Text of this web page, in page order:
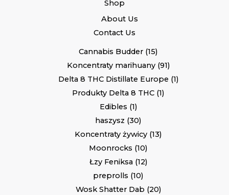
Shop
About Us
Contact Us
Cannabis Budder 15
Koncentraty marihuany 91
Delta 8 THC Distillate Europe 1
Produkty Delta 8 THC 1
Edibles 1
haszysz 30
Koncentraty żywicy 13
Moonrocks 10
Łzy Feniksa 12
preprolls 10
Wosk Shatter Dab 20